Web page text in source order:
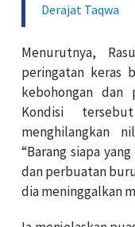
Derajat Taqwa
Menurutnya,
peringatan keras
kebohongan dan
Kondisi
menghilangkan
“Barang siapa
dan perbuatan
dia meninggalkan